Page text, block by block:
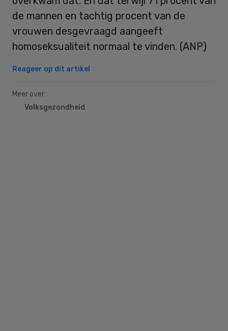
de mannen en tachtig procent van de
vrouwen desgevraagd aangeeft
homoseksualiteit normaal te vinden. (ANP)
Reageer op dit artikel
Meer over:
Volksgezondheid